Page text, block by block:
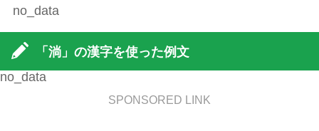
no_data
「淌」の漢字を使った例文
no_data
SPONSORED LINK